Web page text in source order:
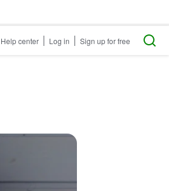
Help center Log in Sign up for free